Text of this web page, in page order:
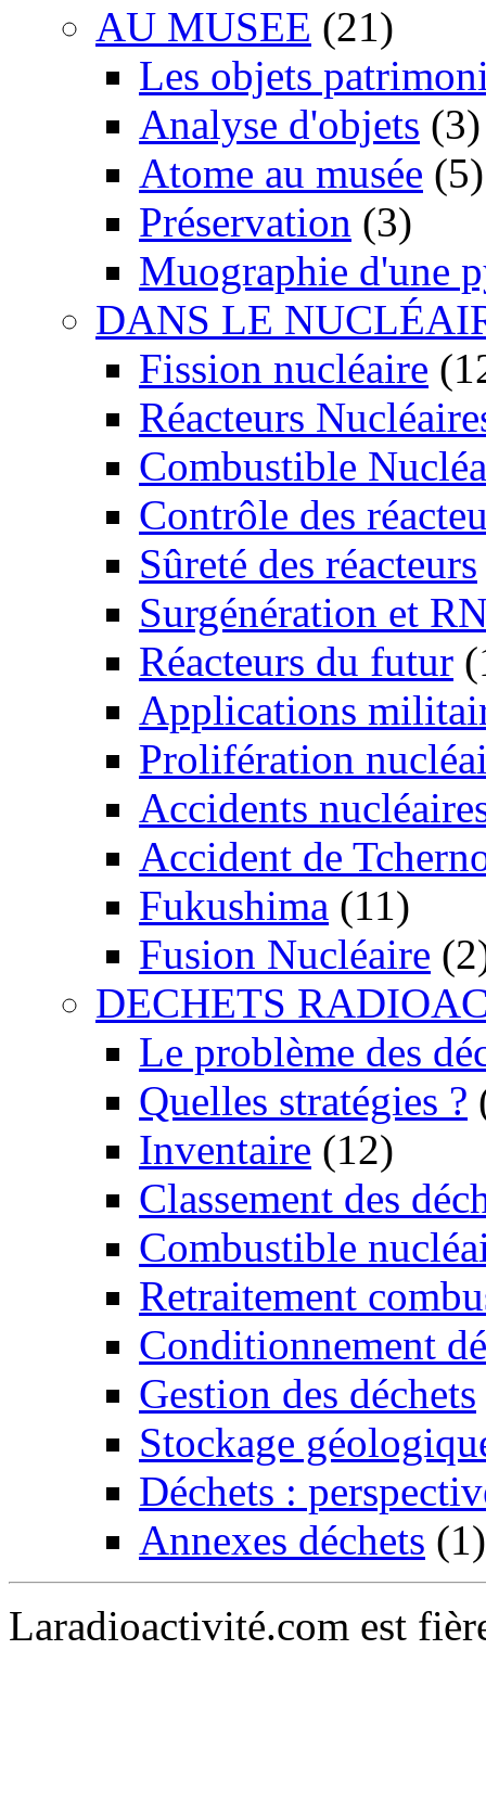
AU MUSEE (21)
Les objets
Analyse d'objets (3)
Atome au musée (5)
Préservation (3)
Muographie d'une
DANS LE
Fission nucléaire
Réacteurs
Combustible
Contrôle des
Sûreté des réacteurs
Surgénération et
Réacteurs du futur
Applications
Prolifération
Accidents
Accident de
Fukushima (11)
Fusion Nucléaire
DECHETS
Le problème des
Quelles stratégies ?
Inventaire (12)
Classement des
Combustible
Retraitement
Conditionnement
Gestion des déchets
Stockage
Déchets :
Annexes déchets (1)
Laradioactivité.com est